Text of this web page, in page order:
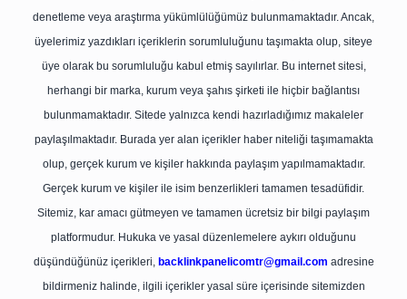
denetleme veya araştırma yükümlülüğümüz bulunmamaktadır. Ancak,
üyelerimiz yazdıkları içeriklerin sorumluluğunu taşımakta olup, siteye
üye olarak bu sorumluluğu kabul etmiş sayılırlar. Bu internet sitesi,
herhangi bir marka, kurum veya şahıs şirketi ile hiçbir bağlantısı
bulunmamaktadır. Sitede yalnızca kendi hazırladığımız makaleler
paylaşılmaktadır. Burada yer alan içerikler haber niteliği taşımamakta
olup, gerçek kurum ve kişiler hakkında paylaşım yapılmamaktadır.
Gerçek kurum ve kişiler ile isim benzerlikleri tamamen tesadüfidir.
Sitemiz, kar amacı gütmeyen ve tamamen ücretsiz bir bilgi paylaşım
platformudur. Hukuka ve yasal düzenlemelere aykırı olduğunu
düşündüğünüz içerikleri, backlinkpanelicomtr@gmail.com adresine
bildirmeniz halinde, ilgili içerikler yasal süre içerisinde sitemizden